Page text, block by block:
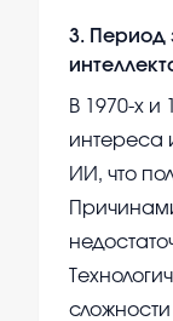
3. Период
В 1970-х и
интереса
ИИ, что